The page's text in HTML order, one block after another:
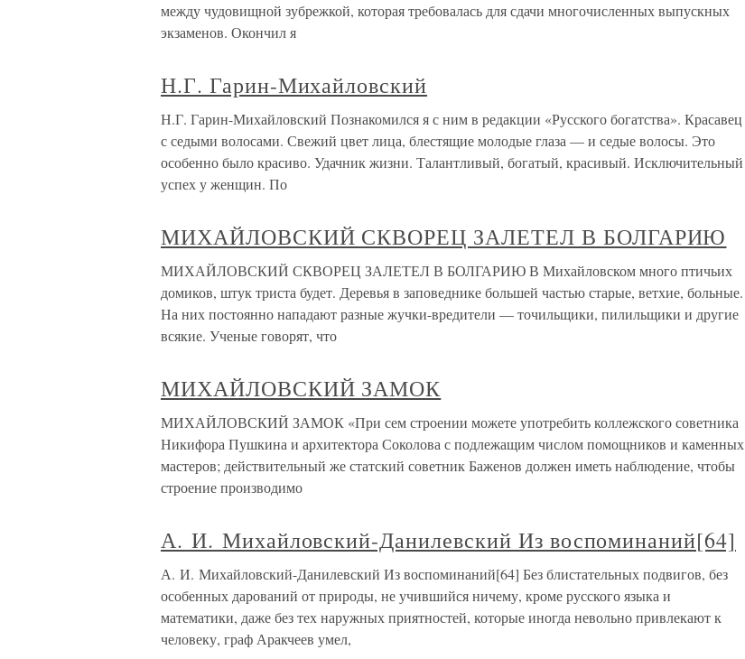
между чудовищной зубрежкой, которая требовалась для сдачи многочисленных выпускных
экзаменов. Окончил я
Н.Г. Гарин-Михайловский
Н.Г. Гарин-Михайловский Познакомился я с ним в редакции «Русского богатства». Красавец
с седыми волосами. Свежий цвет лица, блестящие молодые глаза — и седые волосы. Это
особенно было красиво. Удачник жизни. Талантливый, богатый, красивый. Исключительный
успех у женщин. По
МИХАЙЛОВСКИЙ СКВОРЕЦ ЗАЛЕТЕЛ В БОЛГАРИЮ
МИХАЙЛОВСКИЙ СКВОРЕЦ ЗАЛЕТЕЛ В БОЛГАРИЮ В Михайловском много птичьих
домиков, штук триста будет. Деревья в заповеднике большей частью старые, ветхие, больные.
На них постоянно нападают разные жучки-вредители — точильщики, пилильщики и другие
всякие. Ученые говорят, что
МИХАЙЛОВСКИЙ ЗАМОК
МИХАЙЛОВСКИЙ ЗАМОК «При сем строении можете употребить коллежского советника
Никифора Пушкина и архитектора Соколова с подлежащим числом помощников и каменных
мастеров; действительный же статский советник Баженов должен иметь наблюдение, чтобы
строение производимо
А. И. Михайловский-Данилевский Из воспоминаний[64]
А. И. Михайловский-Данилевский Из воспоминаний[64] Без блистательных подвигов, без
особенных дарований от природы, не учившийся ничему, кроме русского языка и
математики, даже без тех наружных приятностей, которые иногда невольно привлекают к
человеку, граф Аракчеев умел,